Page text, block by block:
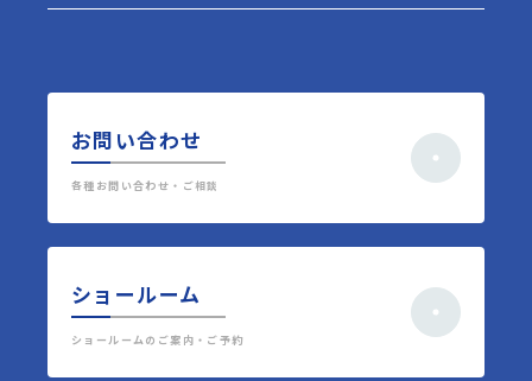
お問い合わせ
各種お問い合わせ・ご相談
ショールーム
ショールームのご案内・ご予約